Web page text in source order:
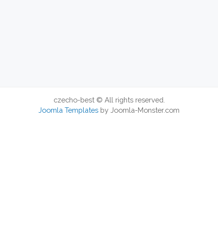
czecho-best © All rights reserved.
Joomla Templates by Joomla-Monster.com